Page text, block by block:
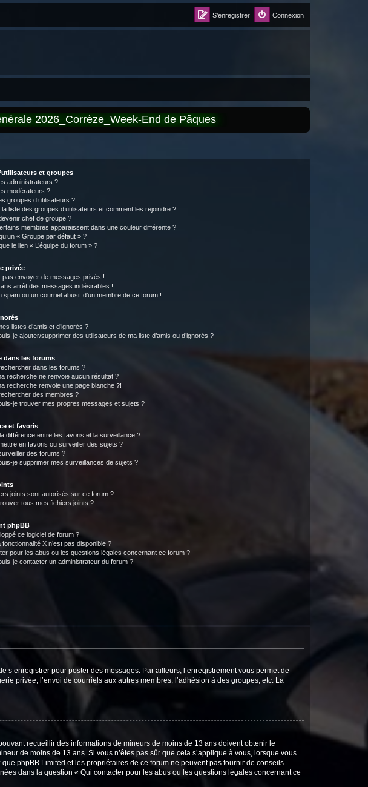
Connexion
S’enregistrer
2026_Corrèze_Week-End de Pâques
et groupes
administrateurs ?
modérateurs ?
groupes d’utilisateurs ?
liste des groupes d’utilisateurs et comment les rejoindre ?
chef de groupe ?
membres apparaissent dans une couleur différente ?
« Groupe par défaut » ?
le lien « L’équipe du forum » ?
privée
pas envoyer de messages privés !
arrêt des messages indésirables !
spam ou un courriel abusif d’un membre de ce forum !
listes d’amis et d’ignorés ?
je ajouter/supprimer des utilisateurs de ma liste d’amis ou d’ignorés ?
dans les forums
dans les forums ?
recherche ne renvoie aucun résultat ?
recherche renvoie une page blanche ?!
des membres ?
je trouver mes propres messages et sujets ?
et favoris
différence entre les favoris et la surveillance ?
en favoris ou surveiller des sujets ?
des forums ?
je supprimer mes surveillances de sujets ?
joints sont autorisés sur ce forum ?
tous mes fichiers joints ?
phpBB
ce logiciel de forum ?
fonctionnalité X n’est pas disponible ?
pour les abus ou les questions légales concernant ce forum ?
je contacter un administrateur du forum ?
pour poster des messages. Par ailleurs, l’enregistrement vous permet de
privée, l’envoi de courriels aux autres membres, l’adhésion à des groupes, etc. La
recueillir des informations de mineurs de moins de 13 ans doivent obtenir le
de moins de 13 ans. Si vous n’êtes pas sûr que cela s’applique à vous, lorsque vous
phpBB Limited et les propriétaires de ce forum ne peuvent pas fournir de conseils
dans la question « Qui contacter pour les abus ou les questions légales concernant ce